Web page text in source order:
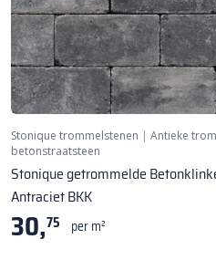
Stonique trommelstenen | Antieke
betonstraatsteen
Stonique getrommelde
Antraciet BKK
30,75 per m²